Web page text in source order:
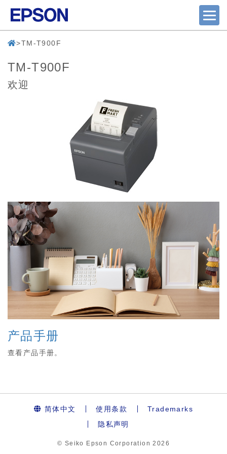
TM-T900F
TM-T900F
欢迎
产品手册
查看产品手册。
简体中文 使用条款
Trademarks
隐私声明
© Seiko Epson Corporation2026